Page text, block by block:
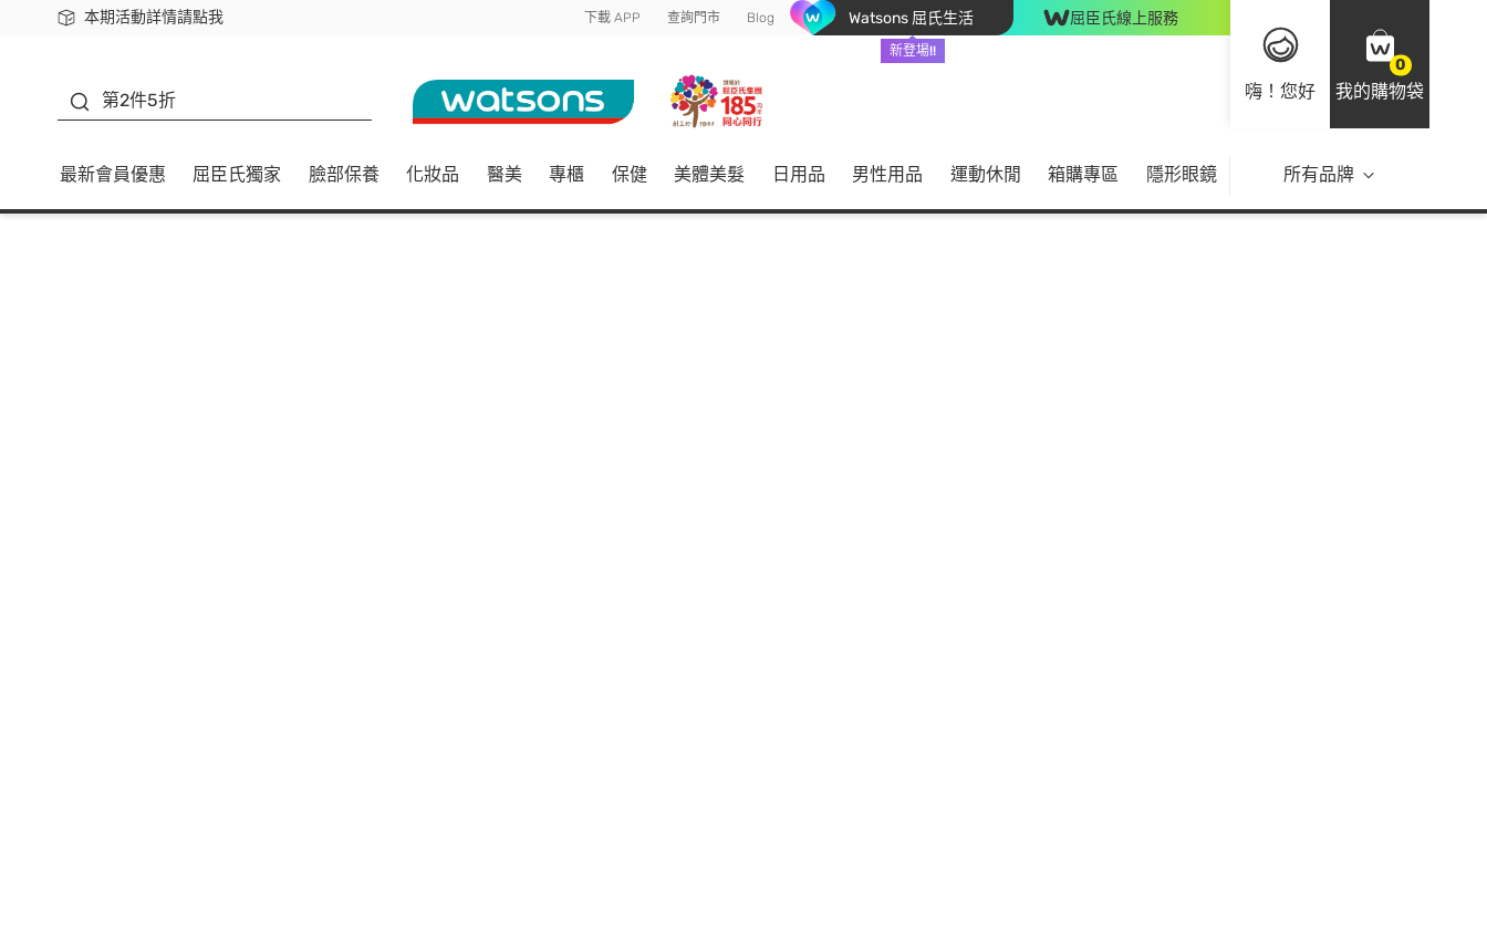
本期活動詳情請點我
下載app最高回饋$350 下載 APP 查詢門市 Blog Watsons 屈氏生活
新登場!!
屈臣氏線上服務
嗨！您好
0
我的購物袋
第2件5折
最新會員優惠 屈臣氏獨家 臉部保養 化妝品 醫美 專櫃 保健 美體美髮 日用品 男性用品 運動休閒 箱購專區 隱形眼鏡 所有品牌